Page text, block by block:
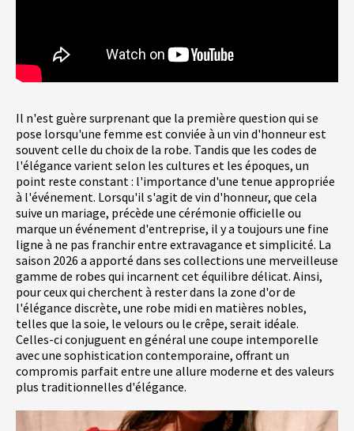
Il n'est guère surprenant que la première question qui se
pose lorsqu'une femme est conviée à un vin d'honneur est
souvent celle du choix de la robe. Tandis que les codes de
l'élégance varient selon les cultures et les époques, un
point reste constant : l'importance d'une tenue appropriée
à l'événement. Lorsqu'il s'agit de vin d'honneur, que cela
suive un mariage, précède une cérémonie officielle ou
marque un événement d'entreprise, il y a toujours une fine
ligne à ne pas franchir entre extravagance et simplicité. La
saison 2026 a apporté dans ses collections une merveilleuse
gamme de robes qui incarnent cet équilibre délicat. Ainsi,
pour ceux qui cherchent à rester dans la zone d'or de
l'élégance discrète, une robe midi en matières nobles,
telles que la soie, le velours ou le crêpe, serait idéale.
Celles-ci conjuguent en général une coupe intemporelle
avec une sophistication contemporaine, offrant un
compromis parfait entre une allure moderne et des valeurs
plus traditionnelles d'élégance.